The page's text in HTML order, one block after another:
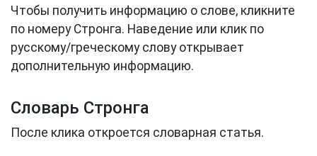
Чтобы получить информацию о слове, кликните
по номеру Стронга. Наведение или клик по
русскому/греческому слову открывает
дополнительную информацию.
Словарь Стронга
После клика откроется словарная статья.